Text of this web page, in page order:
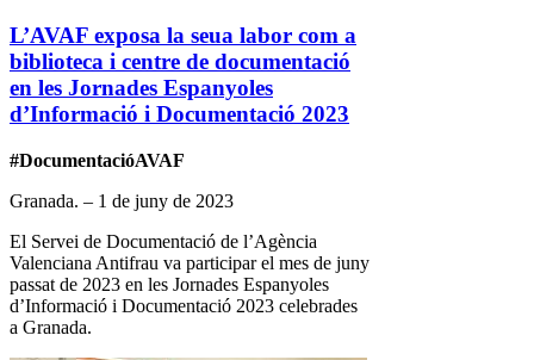
L’AVAF exposa la seua labor com a
biblioteca i centre de documentació
en les Jornades Espanyoles
d’Informació i Documentació 2023
#DocumentacióAVAF
Granada. – 1 de juny de 2023
El Servei de Documentació de l’Agència
Valenciana Antifrau va participar el mes de juny
passat de 2023 en les Jornades Espanyoles
d’Informació i Documentació 2023 celebrades
a Granada.